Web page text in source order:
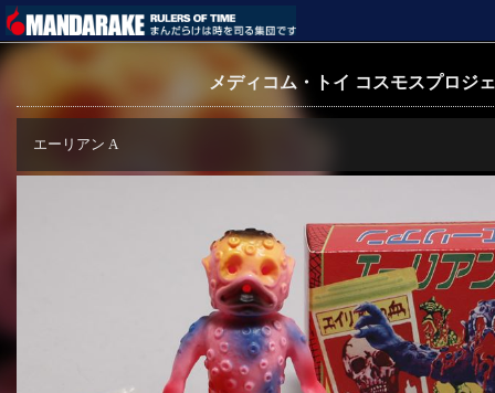
メディコム・トイ コスモスプロジ
エーリアン A